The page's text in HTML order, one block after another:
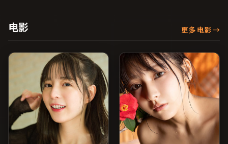
络平台同步更新片源。欢迎
影视资源大全免费条目索
引，支持片名与演员交叉检
平台同步更新片源。适合希
产影视资源大全免费条目索
引，支持片名与演员交叉检
索。）
电影 更多 电影→